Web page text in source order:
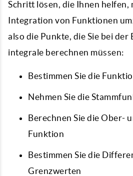
Schritt lösen, die Ihnen helfen,
Integration von Funktionen
also die Punkte, die Sie bei der
integrale berechnen müssen:
Bestimmen Sie die
Nehmen Sie die
Berechnen Sie die Ober-
Funktion
Bestimmen Sie die
Grenzwerten